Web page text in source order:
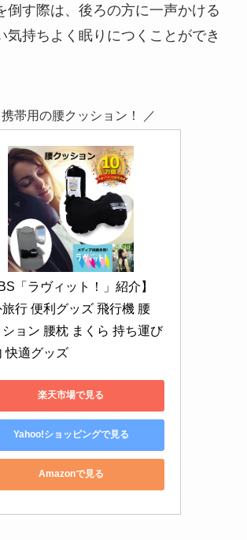
倒す際は、後ろの方に一声かける
気持ちよく眠りにつくことができ
携帯用の腰クッション！ ／
「ラヴィット！」紹介】
行 便利グッズ 飛行機 腰
ション 腰枕 まくら 持ち運び
快適グッズ
楽天市場で見る
Yahoo!ショッピングで見る
Amazonで見る